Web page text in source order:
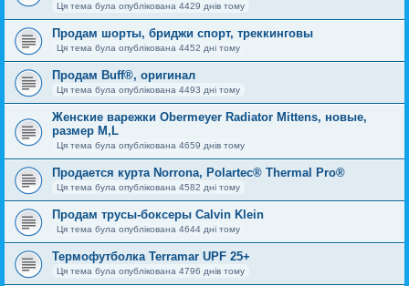
Ця тема була опублікована 4429 днів тому
Продам шорты, бриджи спорт, треккинговы
Ця тема була опублікована 4452 дні тому
Продам Buff®, оригинал
Ця тема була опублікована 4493 дні тому
Женские варежки Obermeyer Radiator Mittens, новые,
размер M,L
Ця тема була опублікована 4659 днів тому
Продается курта Norrona, Polartec® Thermal Pro®
Ця тема була опублікована 4582 дні тому
Продам трусы-боксеры Calvin Klein
Ця тема була опублікована 4644 дні тому
Термофутболка Terramar UPF 25+
Ця тема була опублікована 4796 днів тому